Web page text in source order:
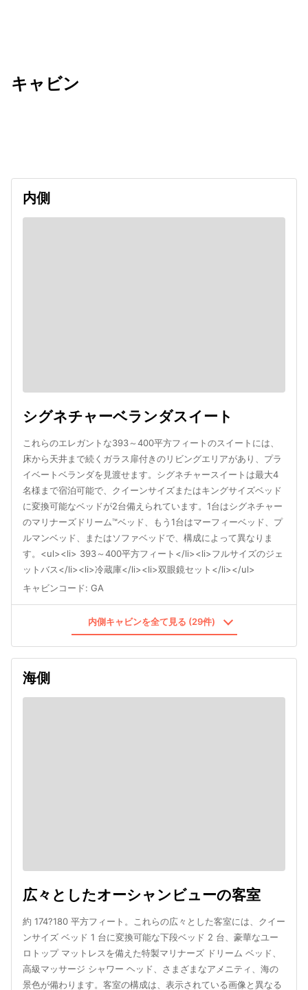
キャビン
内側
シグネチャーベランダスイート
これらのエレガントな393～400平方フィートのスイートには、
床から天井まで続くガラス扉付きのリビングエリアがあり、プラ
イベートベランダを見渡せます。シグネチャースイートは最大4
名様まで宿泊可能で、クイーンサイズまたはキングサイズベッド
に変換可能なベッドが2台備えられています。1台はシグネチャー
のマリナーズドリーム™ベッド、もう1台はマーフィーベッド、プ
ルマンベッド、またはソファベッドで、構成によって異なりま
す。<ul><li> 393～400平方フィート</li><li>フルサイズのジェ
ットバス</li><li>冷蔵庫</li><li>双眼鏡セット</li></ul>
キャビンコード: GA
内側キャビンを全て見る (29件)
海側
広々としたオーシャンビューの客室
約 174?180 平方フィート。これらの広々とした客室には、クイー
ンサイズ ベッド 1 台に変換可能な下段ベッド 2 台、豪華なユー
ロトップ マットレスを備えた特製マリナーズ ドリーム ベッド、
高級マッサージ シャワー ヘッド、さまざまなアメニティ、海の
景色が備わります。客室の構成は、表示されている画像と異なる